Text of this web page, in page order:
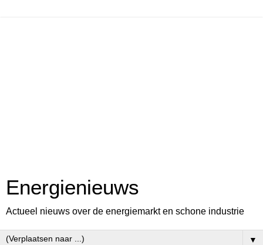
Energienieuws
Actueel nieuws over de energiemarkt en schone industrie
▼